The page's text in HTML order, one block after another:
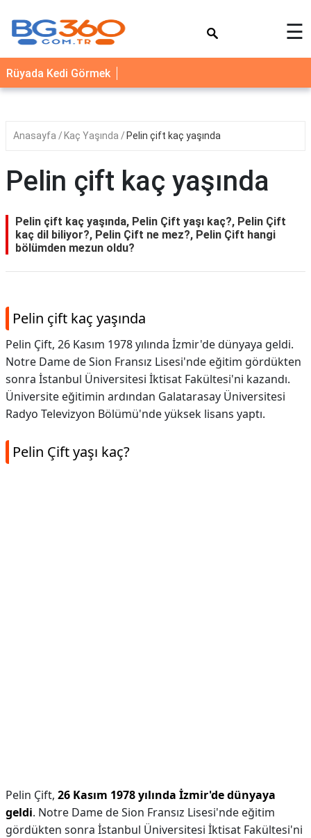
YEMEK
TARİFLERİ
SAĞLIK
☰
Rüyada Kedi Görmek
Anasayfa Kaç Yaşında Pelin çift kaç yaşında
Pelin çift kaç yaşında
Pelin çift kaç yaşında, Pelin Çift yaşı kaç?, Pelin Çift
kaç dil biliyor?, Pelin Çift ne mez?, Pelin Çift hangi
bölümden mezun oldu?
Pelin çift kaç yaşında
Pelin Çift, 26 Kasım 1978 yılında İzmir'de dünyaya geldi.
Notre Dame de Sion Fransız Lisesi'nde eğitim gördükten
sonra İstanbul Üniversitesi İktisat Fakültesi'ni kazandı.
Üniversite eğitimin ardından Galatarasay Üniversitesi
Radyo Televizyon Bölümü'nde yüksek lisans yaptı.
Pelin Çift yaşı kaç?
Pelin Çift, 26 Kasım 1978 yılında İzmir'de dünyaya
geldi. Notre Dame de Sion Fransız Lisesi'nde eğitim
gördükten sonra İstanbul Üniversitesi İktisat Fakültesi'ni